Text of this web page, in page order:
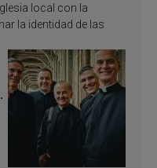
local con la
la identidad de las